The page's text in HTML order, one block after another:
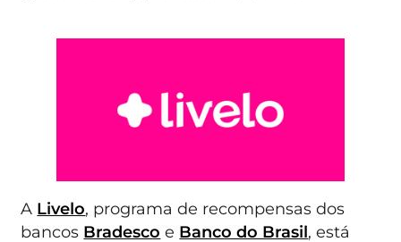
A Livelo, programa de recompensas dos
bancos Bradesco e Banco do Brasil, está